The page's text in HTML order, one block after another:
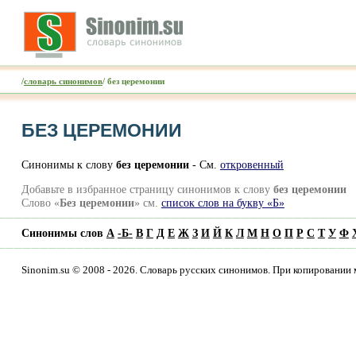
/словарь синонимов/ без церемонии
БЕЗ ЦЕРЕМОНИИ
Синонимы к слову без церемонии- Cм. откровенный
Добавьте в избранное страницу синонимов к слову без церемонии
Слово «Без церемонии» см. список слов на букву «Б»
Синонимы слов А -Б- В Г Д Е Ж З И Й К Л М Н О П Р С Т У Ф
Sinonim.su © 2008 - 2026. Словарь русских синонимов. При копировании